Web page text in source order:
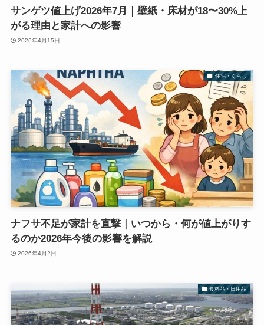
サンゲツ値上げ2026年7月｜壁紙・床材が18〜30%上
がる理由と家計への影響
2026年4月15日
住宅・くらし
ナフサ不足が家計を直撃｜いつから・何が値上がりす
るのか2026年今後の影響を解説
2026年4月2日
食料品・日用品